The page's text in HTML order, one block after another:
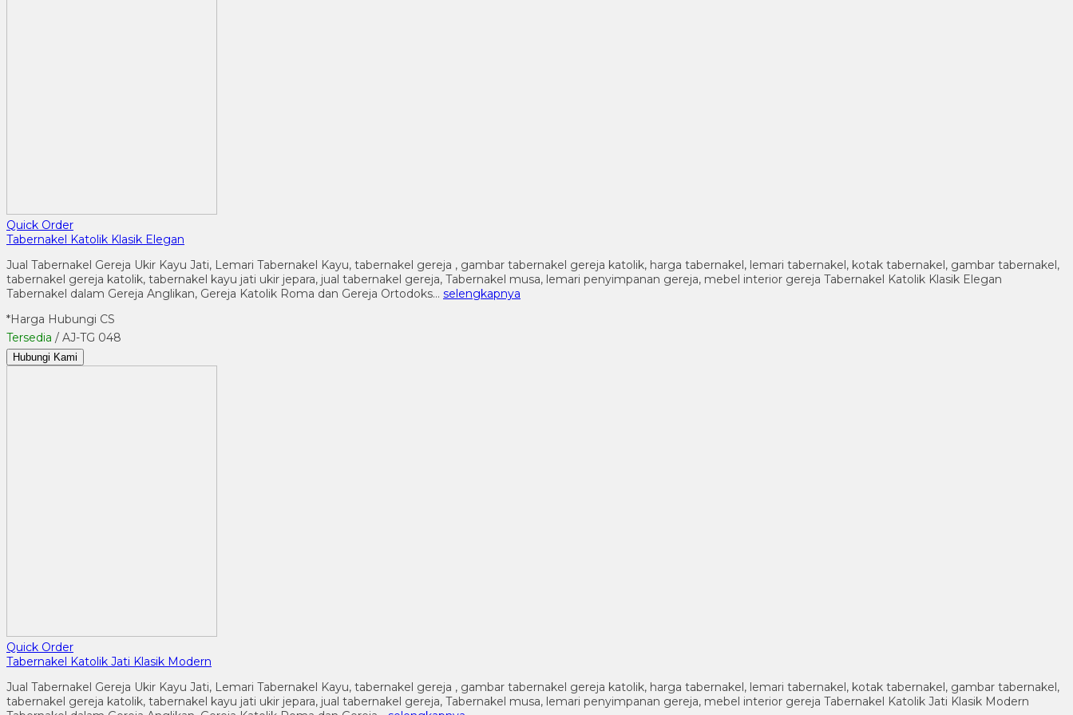
Quick Order
Tabernakel Katolik Klasik Elegan
Jual Tabernakel Gereja Ukir Kayu Jati, Lemari Tabernakel Kayu, tabernakel gereja , gambar tabernakel gereja katolik, harga tabernakel, lemari tabernakel, kotak tabernakel, gambar tabernakel,
tabernakel gereja katolik, tabernakel kayu jati ukir jepara, jual tabernakel gereja, Tabernakel musa, lemari penyimpanan gereja, mebel interior gereja Tabernakel Katolik Klasik Elegan
Tabernakel dalam Gereja Anglikan, Gereja Katolik Roma dan Gereja Ortodoks… selengkapnya
*Harga Hubungi CS
Tersedia / AJ-TG 048
Hubungi Kami
Quick Order
Tabernakel Katolik Jati Klasik Modern
Jual Tabernakel Gereja Ukir Kayu Jati, Lemari Tabernakel Kayu, tabernakel gereja , gambar tabernakel gereja katolik, harga tabernakel, lemari tabernakel, kotak tabernakel, gambar tabernakel,
tabernakel gereja katolik, tabernakel kayu jati ukir jepara, jual tabernakel gereja, Tabernakel musa, lemari penyimpanan gereja, mebel interior gereja Tabernakel Katolik Jati Klasik Modern